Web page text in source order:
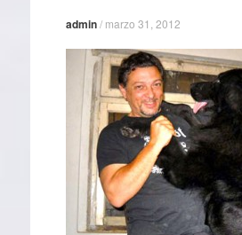
admin/ marzo 31, 2012